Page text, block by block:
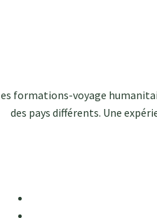
formations-voyage
des pays différents. Une